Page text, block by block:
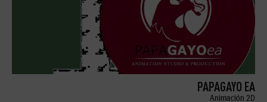
PAPAGAYO EA
Animación 2D